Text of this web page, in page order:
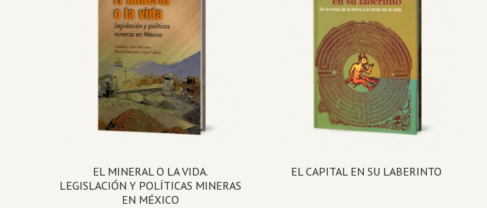
EL MINERAL O LA VIDA.
LEGISLACIÓN Y POLÍTICAS MINERAS
EN MÉXICO
EL CAPITAL EN SU LABERINTO